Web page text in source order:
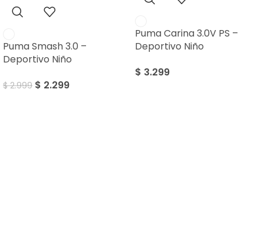
Puma Smash 3.0 –
Deportivo Niño
$2.999 $ 2.299
Puma Carina 3.0V PS –
Deportivo Niño
$ 3.299